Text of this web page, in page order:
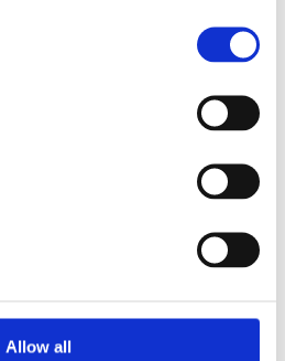
Allow all
rischiamo Vannacci a Palazzo Chigi»